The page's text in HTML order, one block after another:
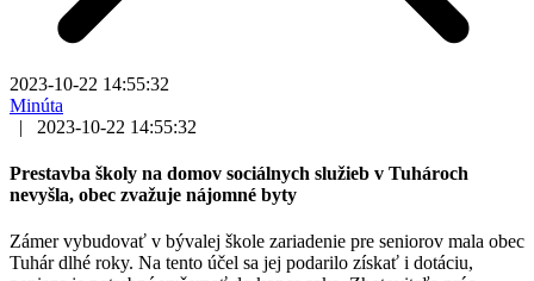
2023-10-22 14:55:32
Minúta
|
2023-10-22 14:55:32
Prestavba školy na domov sociálnych služieb v Tuhároch
nevyšla, obec zvažuje nájomné byty
Zámer vybudovať v bývalej škole zariadenie pre seniorov mala obec
Tuhár dlhé roky. Na tento účel sa jej podarilo získať i dotáciu,